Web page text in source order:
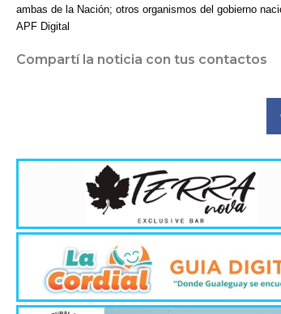
ambas de la Nación; otros organismos del gobierno
APF Digital
Compartí la noticia con tus contactos